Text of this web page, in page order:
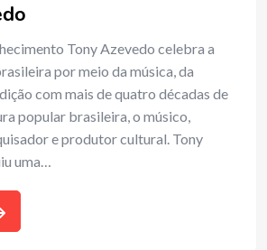
Tony Azevedo celebra a
por meio da música, da
com mais de quatro décadas de
popular brasileira, o músico,
e produtor cultural. Tony
uma…